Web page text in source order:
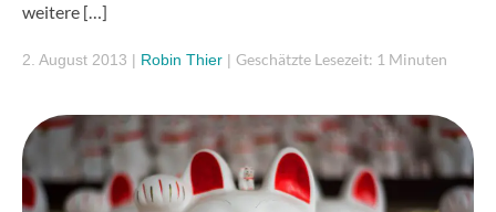
weitere […]
2. August 2013 | Robin Thier | Geschätzte Lesezeit: 1 Minuten